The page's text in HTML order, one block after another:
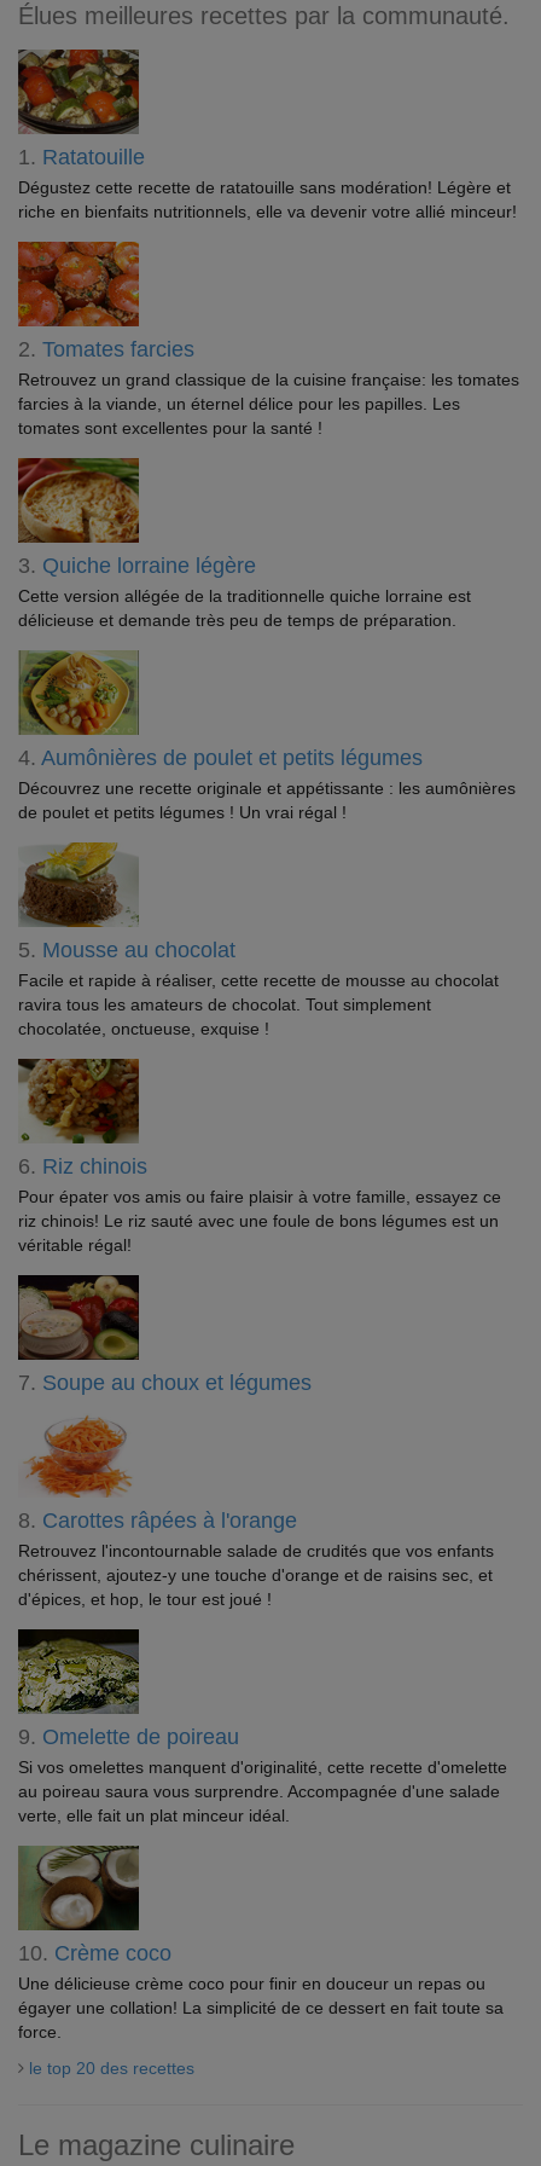
Élues meilleures recettes par la communauté.
1. Ratatouille
Dégustez cette recette de ratatouille sans modération! Légère et
riche en bienfaits nutritionnels, elle va devenir votre allié minceur!
2. Tomates farcies
Retrouvez un grand classique de la cuisine française: les tomates
farcies à la viande, un éternel délice pour les papilles. Les
tomates sont excellentes pour la santé !
3. Quiche lorraine légère
Cette version allégée de la traditionnelle quiche lorraine est
délicieuse et demande très peu de temps de préparation.
4. Aumônières de poulet et petits légumes
Découvrez une recette originale et appétissante : les aumônières
de poulet et petits légumes ! Un vrai régal !
5. Mousse au chocolat
Facile et rapide à réaliser, cette recette de mousse au chocolat
ravira tous les amateurs de chocolat. Tout simplement
chocolatée, onctueuse, exquise !
6. Riz chinois
Pour épater vos amis ou faire plaisir à votre famille, essayez ce
riz chinois! Le riz sauté avec une foule de bons légumes est un
véritable régal!
7. Soupe au choux et légumes
8. Carottes râpées à l'orange
Retrouvez l'incontournable salade de crudités que vos enfants
chérissent, ajoutez-y une touche d'orange et de raisins sec, et
d'épices, et hop, le tour est joué !
9. Omelette de poireau
Si vos omelettes manquent d'originalité, cette recette d'omelette
au poireau saura vous surprendre. Accompagnée d'une salade
verte, elle fait un plat minceur idéal.
10. Crème coco
Une délicieuse crème coco pour finir en douceur un repas ou
égayer une collation! La simplicité de ce dessert en fait toute sa
force.
le top 20 des recettes
Le magazine culinaire